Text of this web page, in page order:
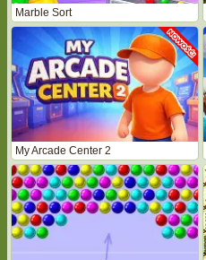
Marble Sort
My Arcade Center 2